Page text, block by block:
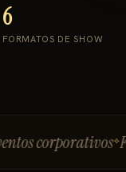
6
FORMATOS DE SHOW